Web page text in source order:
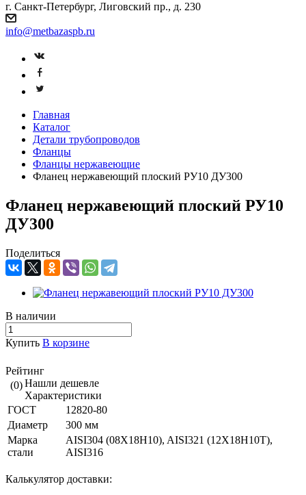
г. Санкт-Петербург, Лиговский пр., д. 230
info@metbazaspb.ru
Главная
Каталог
Детали трубопроводов
Фланцы
Фланцы нержавеющие
Фланец нержавеющий плоский РУ10 ДУ300
Фланец нержавеющий плоский РУ10
ДУ300
Поделиться
В наличии
Купить В корзине
Рейтинг
(0)Нашли дешевле
Характеристики
ГОСТ
12820-80
Диаметр
300 мм
Марка
стали
AISI304 (08Х18Н10), AISI321 (12Х18Н10Т),
AISI316
Калькулятор доставки: